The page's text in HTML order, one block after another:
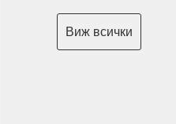
Виж всички